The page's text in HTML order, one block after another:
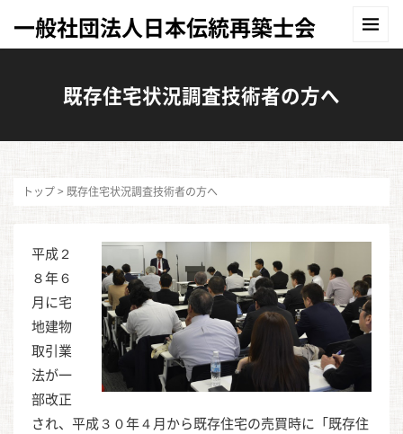
一般社団法人日本伝統再築士会
既存住宅状況調査技術者の方へ
トップ> 既存住宅状況調査技術者の方へ
平成２
８年６
月に宅
地建物
取引業
法が一
部改正
され、平成３０年４月から既存住宅の売買時に「既存住